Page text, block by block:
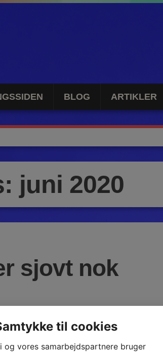
BLOG ARTIKLER
juni 2020
sjovt nok
med fordel tage en tur med i Magasins
alle aldre, som bryder deres hoveder med ét enkelt
brystmål og…
til cookies
og vores samarbejdspartnere bruger